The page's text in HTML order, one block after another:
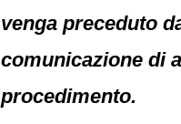
venga preceduto
comunicazione di
procedimento.